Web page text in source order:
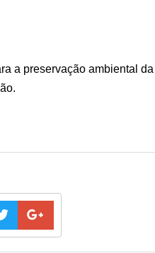
a preservação ambiental